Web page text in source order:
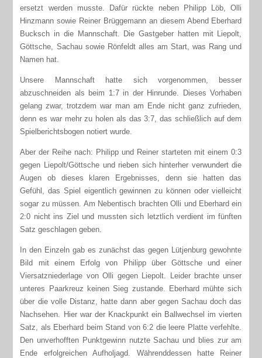
ersetzt werden musste. Dafür rückte neben Philipp Löb, Olli
Hinzmann sowie Reiner Brüggemann an diesem Abend Eberhard
Bucksch in die Mannschaft. Die Gastgeber hatten mit Liepolt,
Göttsche, Sachau sowie Rönfeldt alles am Start, was Rang und
Namen hat.
Unsere Mannschaft hatte sich vorgenommen, besser
abzuschneiden als beim 1:7 in der Hinrunde. Dieses Vorhaben
gelang zwar, trotzdem war man am Ende nicht ganz zufrieden,
denn es war mehr zu holen als das 3:7, das schließlich auf dem
Spielberichtsbogen notiert wurde.
Aber der Reihe nach: Philipp und Reiner starteten mit einem 0:3
gegen Liepolt/Göttsche und rieben sich hinterher verwundert die
Augen ob dieses klaren Ergebnisses, denn sie hatten das
Gefühl, das Spiel eigentlich gewinnen zu können oder vielleicht
sogar zu müssen. Am Nebentisch brachten Olli und Eberhard ein
2:0 nicht ins Ziel und mussten sich letztlich verdient im fünften
Satz geschlagen geben.
In den Einzeln gab es zunächst das gegen Lütjenburg gewohnte
Bild mit einem Erfolg von Philipp über Göttsche und einer
Viersatzniederlage von Olli gegen Liepolt. Leider brachte unser
unteres Paarkreuz keinen Sieg zustande. Eberhard mühte sich
über die volle Distanz, hatte dann aber gegen Sachau doch das
Nachsehen. Hier war der Knackpunkt ein Ballwechsel im vierten
Satz, als Eberhard beim Stand von 6:2 die leere Platte verfehlte.
Den unverhofften Punktgewinn nutzte Sachau und blies zur am
Ende erfolgreichen Aufholjagd. Währenddessen hatte Reiner